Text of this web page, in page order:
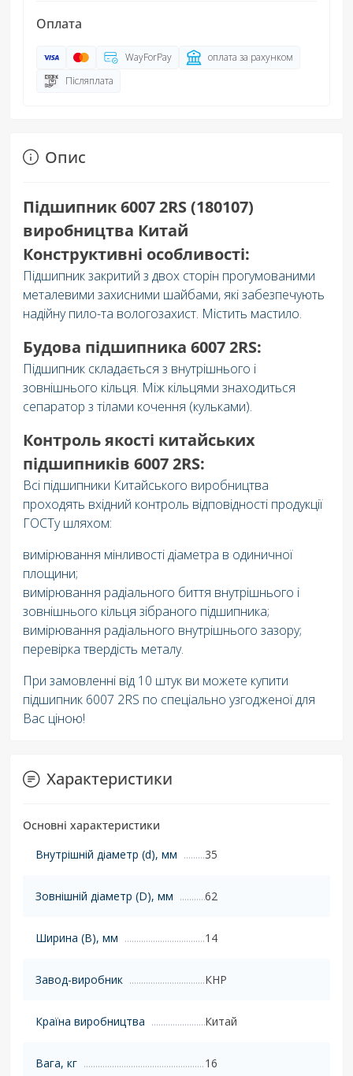
Оплата
WayForPay
оплата за рахунком
Післяплата
Опис
Підшипник 6007 2RS (180107)
виробництва Китай
Конструктивні особливості:
Підшипник закритий з двох сторін прогумованими
металевими захисними шайбами, які забезпечують
надійну пило-та вологозахист. Містить мастило.
Будова підшипника 6007 2RS:
Підшипник складається з внутрішнього і
зовнішнього кільця. Між кільцями знаходиться
сепаратор з тілами кочення (кульками).
Контроль якості китайських
підшипників 6007 2RS:
Всі підшипники Китайського виробництва
проходять вхідний контроль відповідності продукції
ГОСТу шляхом:
вимірювання мінливості діаметра в одиничної
площини;
вимірювання радіального биття внутрішнього і
зовнішнього кільця зібраного підшипника;
вимірювання радіального внутрішнього зазору;
перевірка твердість металу.
При замовленні від 10 штук ви можете купити
підшипник 6007 2RS по спеціально узгодженої для
Вас ціною!
Характеристики
Основні характеристики
Внутрішній діаметр (d), мм
35
Зовнішній діаметр (D), мм 62
Ширина (B), мм 14
Завод-виробник КНР
Країна виробництва Китай
Вага, кг 16